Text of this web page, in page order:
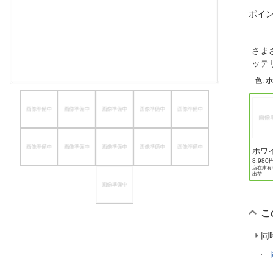
ポイ
さま
ッテ
色:
ホワ
8,980
店在庫
出荷
同